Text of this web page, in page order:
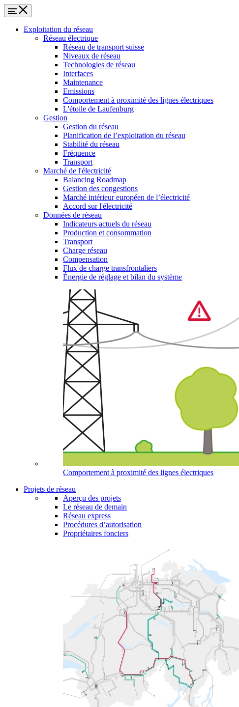
Exploitation du réseau
Réseau électrique
Réseau de transport suisse
Niveaux de réseau
Technologies de réseau
Interfaces
Maintenance
Emissions
Comportement à proximité des lignes électriques
L'étoile de Laufenburg
Gestion
Gestion du réseau
Planification de l’exploitation du réseau
Stabilité du réseau
Fréquence
Transport
Marché de l'électricité
Balancing Roadmap
Gestion des congestions
Marché intérieur européen de l’électricité
Accord sur l'électricité
Données de réseau
Indicateurs actuels du réseau
Production et consommation
Transport
Charge réseau
Compensation
Flux de charge transfrontaliers
Énergie de réglage et bilan du système
Comportement à proximité des lignes électriques
Projets de réseau
Aperçu des projets
Le réseau de demain
Réseau express
Procédures d’autorisation
Propriétaires fonciers